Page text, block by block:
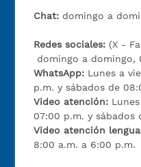
Chat: domingo a
Redes sociales: (X -
domingo a domingo,
WhatsApp: Lunes a
p.m. y sábados de
Video atención:
07:00 p.m. y sábados
Video atención
8:00 a.m. a 6:00 p.m.